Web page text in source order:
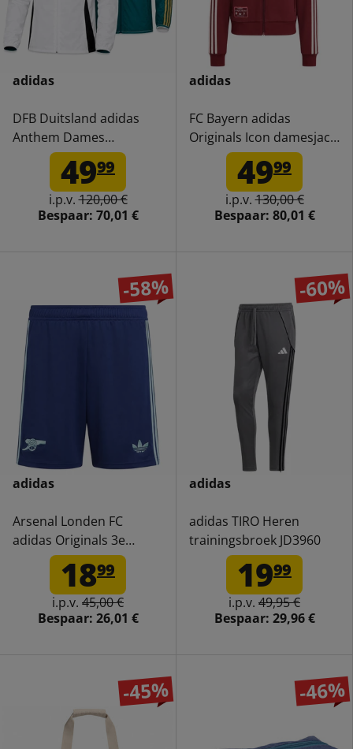
adidas
DFB Duitsland adidas
Anthem Dames
Omkeerbaar Jack JI7282
4999
i.p.v.120,00 €
Bespaar: 70,01 €
adidas
FC Bayern adidas
Originals Icon damesjack
JF0597 4999
i.p.v.130,00 €
Bespaar: 80,01 €
-58%
adidas
Arsenal Londen FC
adidas Originals 3e
Heren Shorts IZ0111
1899
i.p.v. 45,00 €
Bespaar: 26,01 €
-60%
adidas
adidas TIRO Heren
trainingsbroek JD3960
1999
i.p.v. 49,95 €
Bespaar: 29,96 €
-45% -46%